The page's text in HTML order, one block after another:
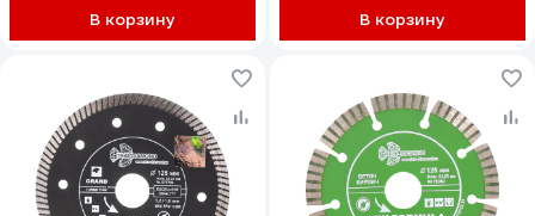
В корзину В корзину